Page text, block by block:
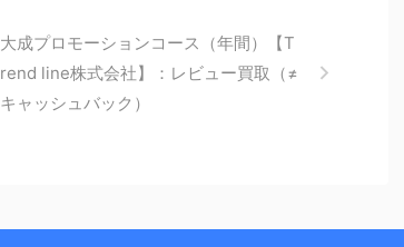
大成プロモーションコース（年間）【T
rend line株式会社】：レビュー買取（≠
キャッシュバック）